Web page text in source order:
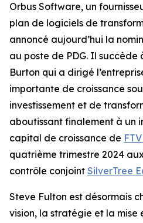
Orbus Software, un
plan de logiciels de
annoncé aujourd’hui la
au poste de PDG. Il succède
Burton qui a dirigé
importante de croissance
investissement et de
aboutissant finalement à un
capital de croissance de
quatrième trimestre 2024
contrôle conjoint SilverTree
Steve Fulton est désormais
vision, la stratégie et la mise